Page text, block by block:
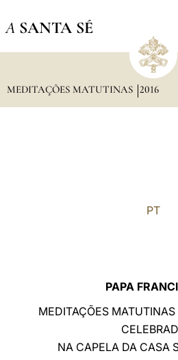
A SANTA SÉ
MEDITAÇÕES MATUTINAS 2016
PT
PAPA
MEDITAÇÕES
NA CAPELA DA CASA